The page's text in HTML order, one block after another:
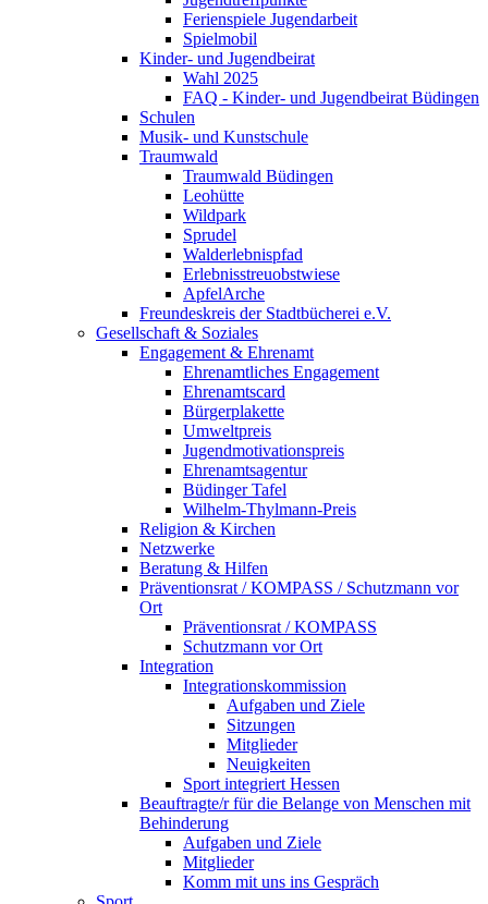
Ferienspiele Jugendarbeit
Spielmobil
Kinder- und Jugendbeirat
Wahl 2025
FAQ - Kinder- und Jugendbeirat Büdingen
Schulen
Musik- und Kunstschule
Traumwald
Traumwald Büdingen
Leohütte
Wildpark
Sprudel
Walderlebnispfad
Erlebnisstreuobstwiese
ApfelArche
Freundeskreis der Stadtbücherei e.V.
Gesellschaft & Soziales
Engagement & Ehrenamt
Ehrenamtliches Engagement
Ehrenamtscard
Bürgerplakette
Umweltpreis
Jugendmotivationspreis
Ehrenamtsagentur
Büdinger Tafel
Wilhelm-Thylmann-Preis
Religion & Kirchen
Netzwerke
Beratung & Hilfen
Präventionsrat / KOMPASS / Schutzmann vor
Ort
Präventionsrat / KOMPASS
Schutzmann vor Ort
Integration
Integrationskommission
Aufgaben und Ziele
Sitzungen
Mitglieder
Neuigkeiten
Sport integriert Hessen
Beauftragte/r für die Belange von Menschen mit
Behinderung
Aufgaben und Ziele
Mitglieder
Komm mit uns ins Gespräch